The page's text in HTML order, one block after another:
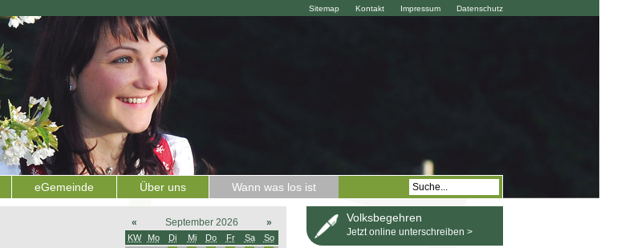
Datenschutz
Impressum
Kontakt
Sitemap
eGemeinde Über uns Wann was los ist
« September 2026 »
KW Mo Di Mi Do Fr Sa
So
Volksbegehren
Jetzt online unterschreiben >